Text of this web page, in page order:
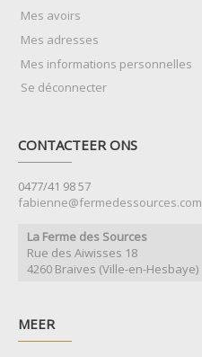
Mes avoirs
Mes adresses
Mes informations personnelles
Se déconnecter
CONTACTEER ONS
0477/41 98 57
fabienne@fermedessources.com
La Ferme des Sources
Rue des Aiwisses 18
4260 Braives (Ville-en-Hesbaye)
MEER